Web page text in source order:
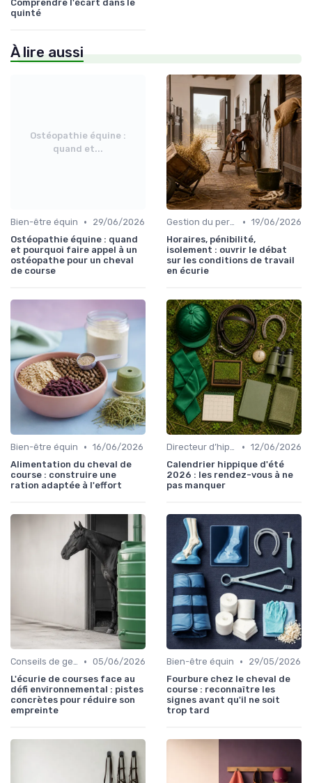
Comprendre l'écart dans le
quinté
À lire aussi
Ostéopathie équine :
quand et...
Bien-être équin •
29/06/2026
Ostéopathie équine : quand
et pourquoi faire appel à un
ostéopathe pour un cheval
de course
Gestion du personnel • 19/06/2026
Horaires, pénibilité,
isolement : ouvrir le débat
sur les conditions de travail
en écurie
Bien-être équin • 16/06/2026
Alimentation du cheval de
course : construire une
ration adaptée à l'effort
Directeur d’hippodrome • 12/06/2026
Calendrier hippique d'été
2026 : les rendez-vous à ne
pas manquer
Conseils de gestion d’écurie • 05/06/2026
L'écurie de courses face au
défi environnemental : pistes
concrètes pour réduire son
empreinte
Bien-être équin •
29/05/2026
Fourbure chez le cheval de
course : reconnaître les
signes avant qu'il ne soit
trop tard